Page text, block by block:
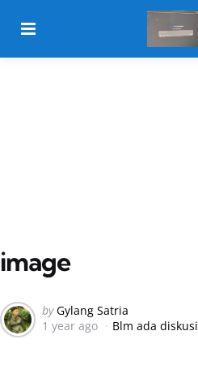
image
Posted
by
by Gylang Satria
1 year ago
Blm ada diskusi